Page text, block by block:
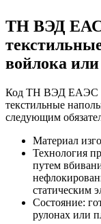
ТН ВЭД ЕАС
войлока
Код ТН ВЭД ЕАЭС
текстильные
следующим
Материал
Технология
путем
статическим
Состояние:
рулонах или